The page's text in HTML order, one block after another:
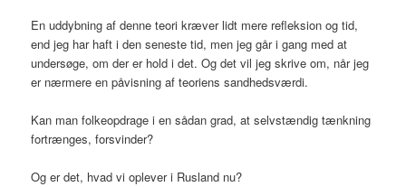
En uddybning af denne teori kræver lidt mere refleksion og tid,
end jeg har haft i den seneste tid, men jeg går i gang med at
undersøge, om der er hold i det. Og det vil jeg skrive om, når jeg
er nærmere en påvisning af teoriens sandhedsværdi.
Kan man folkeopdrage i en sådan grad, at selvstændig tænkning
fortrænges, forsvinder?
Og er det, hvad vi oplever i Rusland nu?